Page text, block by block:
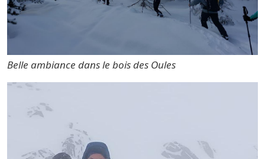
Belle ambiance dans le bois des Oules